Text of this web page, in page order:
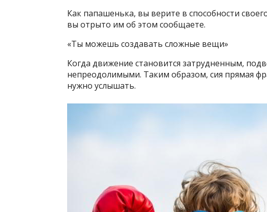
Как папашенька, вы верите в способности
вы отрыто им об этом сообщаете.
«Ты можешь создавать сложные вещи»
Когда движение становится затрудненным,
непреодолимыми. Таким образом, сия прямая
нужно услышать.